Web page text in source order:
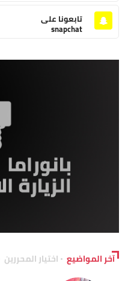
تابعونا على
snapchat
آخر المواضيع اختيار المحررين